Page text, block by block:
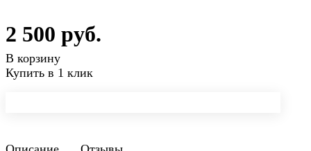
2 500 руб.
В корзину
Купить в 1 клик